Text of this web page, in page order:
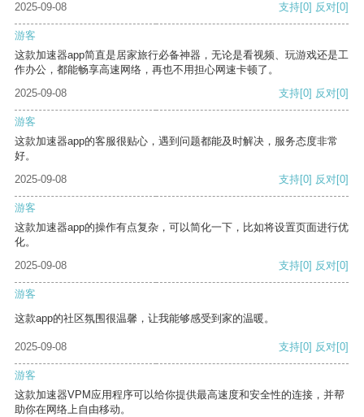
2025-09-08
支持[0] 反对[0]
游客
这款加速器app简直是居家旅行必备神器，无论是看视频、玩游戏还是工
作办公，都能畅享高速网络，再也不用担心网速卡顿了。
2025-09-08
支持[0] 反对[0]
游客
这款加速器app的客服很贴心，遇到问题都能及时解决，服务态度非常
好。
2025-09-08
支持[0] 反对[0]
游客
这款加速器app的操作有点复杂，可以简化一下，比如将设置页面进行优
化。
2025-09-08
支持[0] 反对[0]
游客
这款app的社区氛围很温馨，让我能够感受到家的温暖。
2025-09-08 支持[0] 反对[0]
游客
这款加速器VPM应用程序可以给你提供最高速度和安全性的连接，并帮
助你在网络上自由移动。